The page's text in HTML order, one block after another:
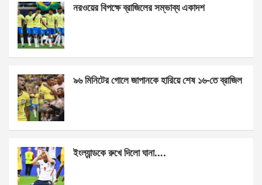
b
o
o
k
n
g
er
s
p
e
নরওয়ের বিপক্ষে ব্রাজিলের সম্ভাব্য একাদশ
৯৬ মিনিটের গোলে জাপানকে হারিয়ে শেষ ১৬-তে ব্রাজিল
ইংল্যান্ডকে রুখে দিলো ঘানা….